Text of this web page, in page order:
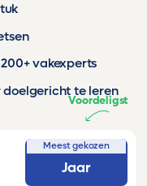
vakexperts
te leren
Meest gekozen
Jaar
Voordeligst